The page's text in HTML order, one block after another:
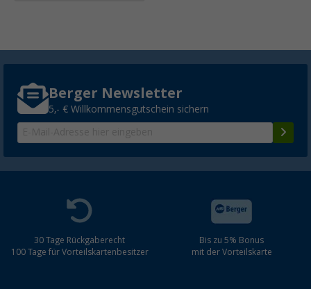
Berger Newsletter
5,- € Willkommensgutschein sichern
30 Tage Rückgaberecht
100 Tage für Vorteilskartenbesitzer
Bis zu 5% Bonus
mit der Vorteilskarte